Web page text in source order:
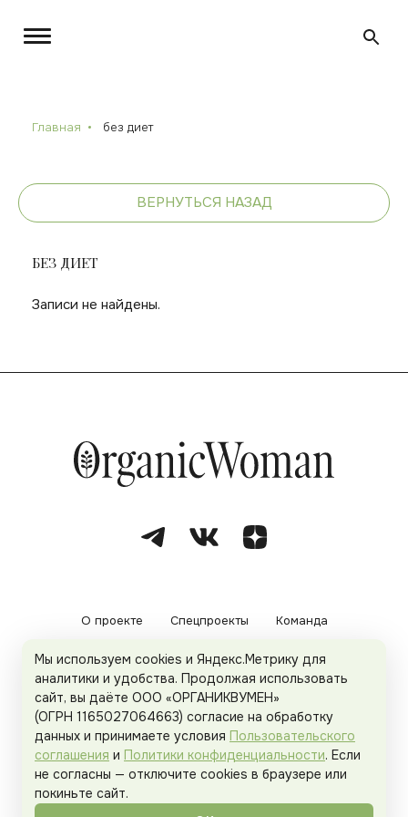
Главная без диет
ВЕРНУТЬСЯ НАЗАД
БЕЗ ДИЕТ
Записи не найдены.
О проекте Спецпроекты Команда
Рекламодателям Политика конфиденциальности
Пользовательское соглашение
Organicwoman.ru . Все права защищены.
Мы используем cookies и Яндекс.Метрику для
аналитики и удобства. Продолжая использовать
сайт, вы даёте ООО «ОРГАНИКВУМЕН»
(ОГРН 1165027064663) согласие на обработку
данных и принимаете условия Пользовательского
соглашения и Политики конфиденциальности. Если
не согласны — отключите cookies в браузере или
покиньте сайт.